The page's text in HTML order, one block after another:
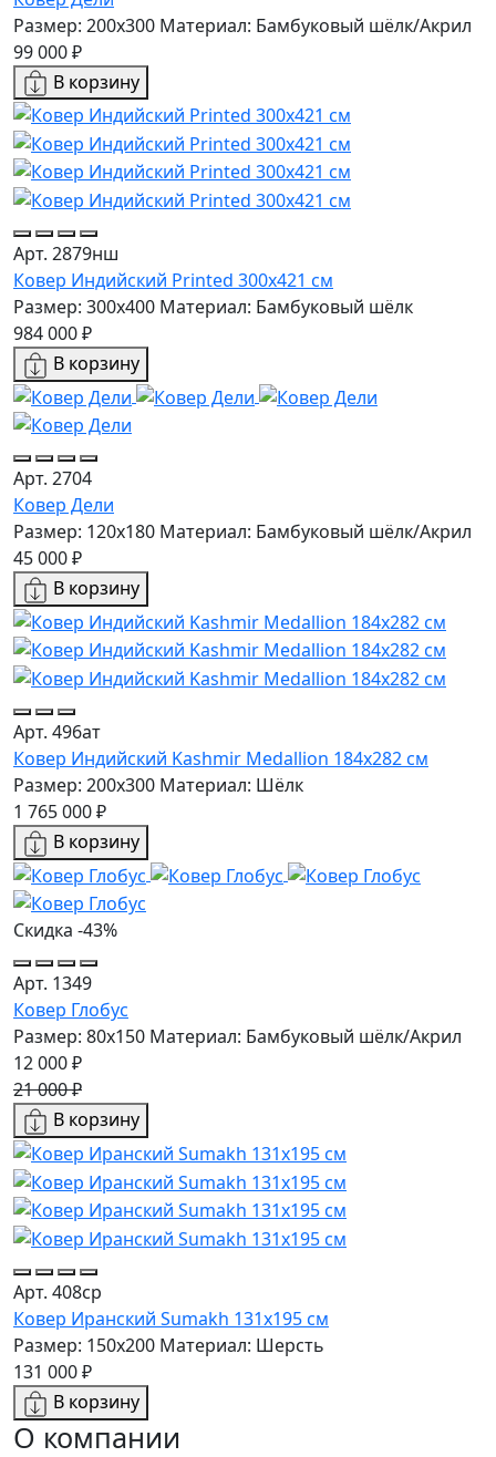
Размер: 200x300 Материал: Бамбуковый шёлк/Акрил
99 000 ₽
В корзину
Арт. 2879нш
Ковер Индийский Printed 300x421 см
Размер: 300x400 Материал: Бамбуковый шёлк
984 000 ₽
В корзину
Арт. 2704
Ковер Дели
Размер: 120x180 Материал: Бамбуковый шёлк/Акрил
45 000 ₽
В корзину
Арт. 496ат
Ковер Индийский Kashmir Medallion 184x282 см
Размер: 200x300 Материал: Шёлк
1 765 000 ₽
В корзину
Скидка -43%
Арт. 1349
Ковер Глобус
Размер: 80x150 Материал: Бамбуковый шёлк/Акрил
12 000 ₽
21 000 ₽
В корзину
Арт. 408ср
Ковер Иранский Sumakh 131x195 см
Размер: 150x200 Материал: Шерсть
131 000 ₽
В корзину
О компании